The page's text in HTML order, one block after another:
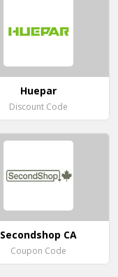
Huepar
Discount Code
Secondshop CA
Coupon Code